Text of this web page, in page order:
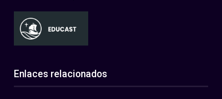
Enlaces relacionados